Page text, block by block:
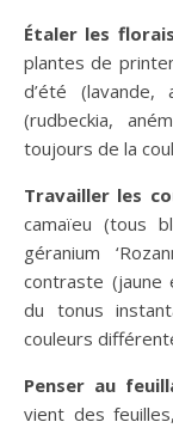
Étaler les
plantes de
d’été (lavande,
(rudbeckia,
toujours de la
Travailler les
camaïeu (tous
géranium
contraste (jaune
du tonus
couleurs
Penser au
vient des